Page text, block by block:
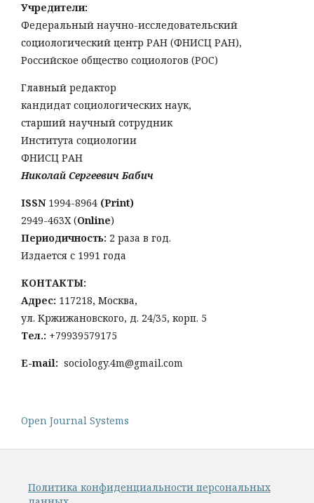
Учредители:
Федеральный научно-исследовательский
социологический центр РАН (ФНИСЦ РАН),
Российское общество социологов (РОС)
Главный редактор
кандидат социологических наук,
старший научный сотрудник
Института социологии
ФНИСЦ РАН
Николай Сергеевич Бабич
ISSN 1994-8964 (Print)
2949-463Х (Online)
Периодичность: 2 раза в год.
Издается с 1991 года
КОНТАКТЫ:
Адрес: 117218, Москва,
ул. Кржижановского, д. 24/35, корп. 5
Тел.: +79939579175
E-mail: sociology.4m@gmail.com
Open Journal Systems
Политика конфиденциальности персональных